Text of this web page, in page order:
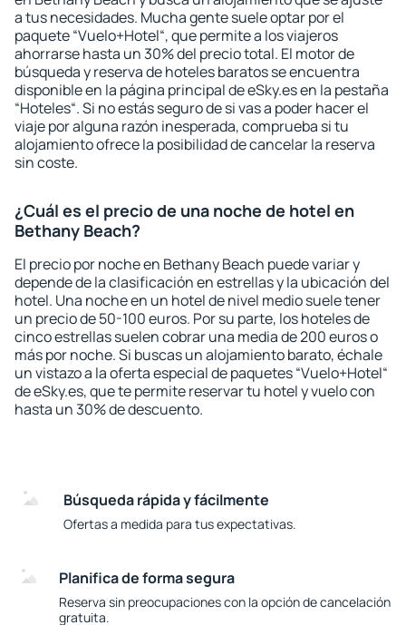
a tus necesidades. Mucha gente suele optar por el
paquete “Vuelo+Hotel“, que permite a los viajeros
ahorrarse hasta un 30% del precio total. El motor de
búsqueda y reserva de hoteles baratos se encuentra
disponible en la página principal de eSky.es en la pestaña
“Hoteles“. Si no estás seguro de si vas a poder hacer el
viaje por alguna razón inesperada, comprueba si tu
alojamiento ofrece la posibilidad de cancelar la reserva
sin coste.
¿Cuál es el precio de una noche de hotel en
Bethany Beach?
El precio por noche en Bethany Beach puede variar y
depende de la clasificación en estrellas y la ubicación del
hotel. Una noche en un hotel de nivel medio suele tener
un precio de 50-100 euros. Por su parte, los hoteles de
cinco estrellas suelen cobrar una media de 200 euros o
más por noche. Si buscas un alojamiento barato, échale
un vistazo a la oferta especial de paquetes “Vuelo+Hotel“
de eSky.es, que te permite reservar tu hotel y vuelo con
hasta un 30% de descuento.
Búsqueda rápida y fácilmente
Ofertas a medida para tus expectativas.
Planifica de forma segura
Reserva sin preocupaciones con la opción de cancelación
gratuita.